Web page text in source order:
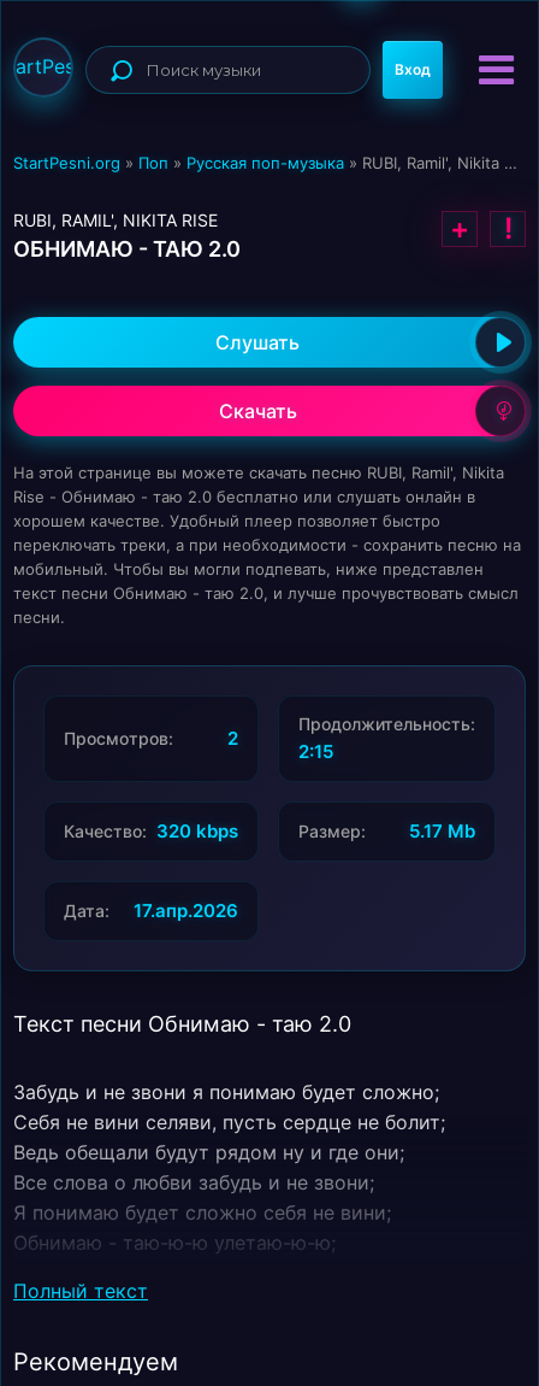
Вход
StartPesni.org » Поп » Русская поп-музыка » RUBI, Ramil', Nikita Rise - Обнимаю - таю 2.0
RUBI, RAMIL', NIKITA RISE
ОБНИМАЮ - ТАЮ 2.0
+ !
Слушать
Скачать
На этой странице вы можете скачать песню RUBI, Ramil', Nikita
Rise - Обнимаю - таю 2.0 бесплатно или слушать онлайн в
хорошем качестве. Удобный плеер позволяет быстро
переключать треки, а при необходимости - сохранить песню на
мобильный. Чтобы вы могли подпевать, ниже представлен
текст песни Обнимаю - таю 2.0, и лучше прочувствовать смысл
песни.
Просмотров: 2
Продолжительность:
2:15
Качество: 320 kbps Размер: 5.17 Mb
Дата: 17.апр.2026
Текст песни Обнимаю - таю 2.0
Забудь и не звони я понимаю будет сложно;
Себя не вини селяви, пусть сердце не болит;
Ведь обещали будут рядом ну и где они;
Все слова о любви забудь и не звони;
Я понимаю будет сложно себя не вини;
Обнимаю - таю-ю-ю улетаю-ю-ю;
Твой образ везде пальцы на теле моем;
Месяц, что свел !
Полный текст
Рекомендуем